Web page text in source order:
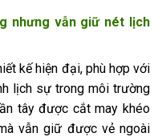
nhưng vẫn giữ nét lịch
kế hiện đại, phù hợp với
lịch sự trong môi trường
tây được cắt may khéo
vẫn giữ được vẻ ngoài